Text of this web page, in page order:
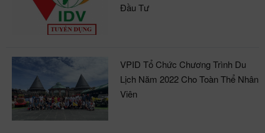
Đầu Tư
VPID Tổ Chức Chương Trình Du
Lịch Năm 2022 Cho Toàn Thể Nhân
Viên